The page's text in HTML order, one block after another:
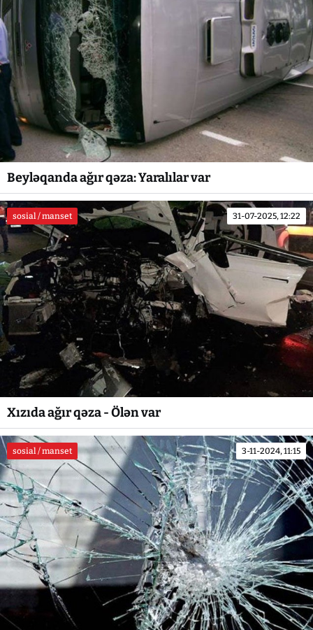
Beyləqanda ağır qəza: Yaralılar var
sosial / manset 31-07-2025, 12:22
Xızıda ağır qəza - Ölən var
sosial / manset 3-11-2024, 11:15